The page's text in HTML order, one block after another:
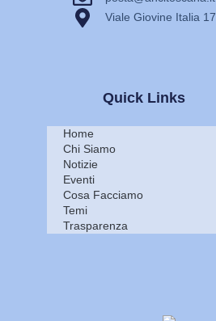
Quick Links
Home
Chi Siamo
Notizie
Eventi
Cosa Facciamo
Temi
Trasparenza
Viale Giovine Italia 17